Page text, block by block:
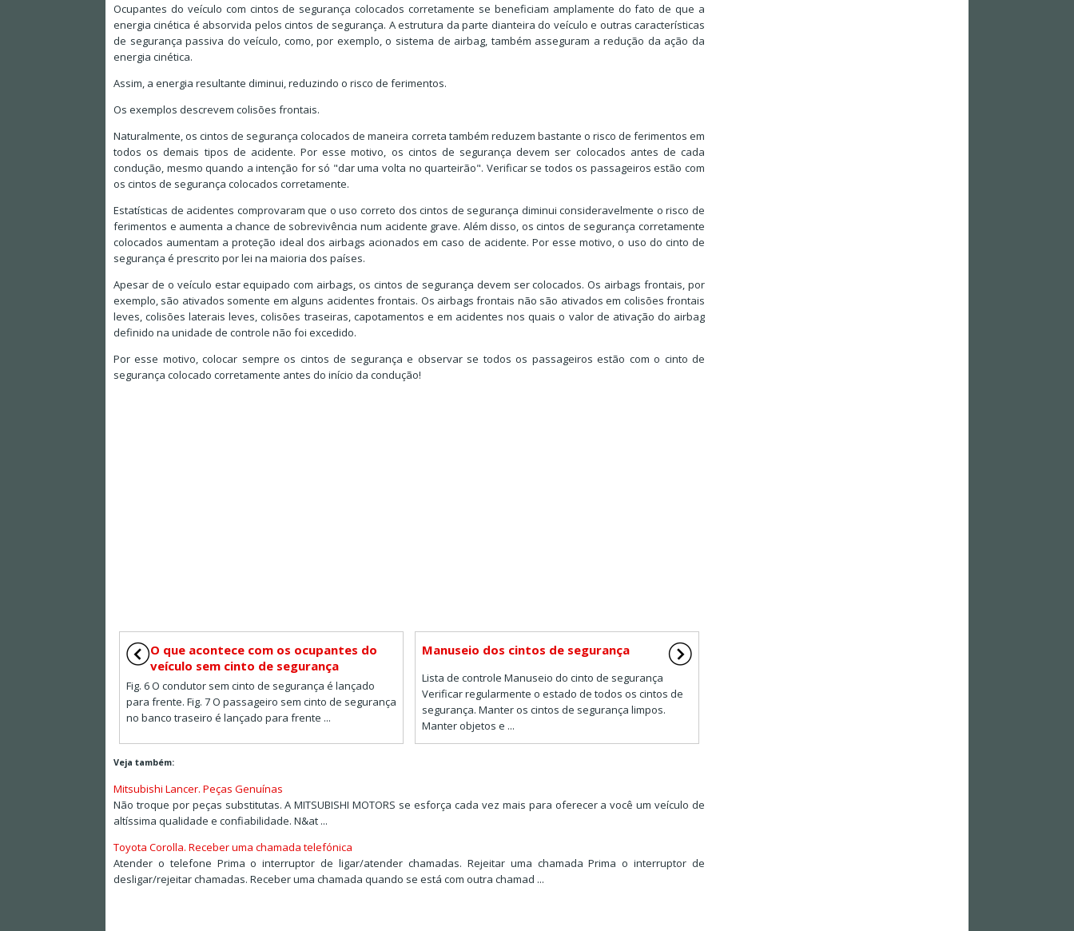
Ocupantes do veículo com cintos de segurança colocados corretamente se beneficiam amplamente do fato de que a
energia cinética é absorvida pelos cintos de segurança. A estrutura da parte dianteira do veículo e outras características
de segurança passiva do veículo, como, por exemplo, o sistema de airbag, também asseguram a redução da ação da
energia cinética.
Assim, a energia resultante diminui, reduzindo o risco de ferimentos.
Os exemplos descrevem colisões frontais.
Naturalmente, os cintos de segurança colocados de maneira correta também reduzem bastante o risco de ferimentos em
todos os demais tipos de acidente. Por esse motivo, os cintos de segurança devem ser colocados antes de cada
condução, mesmo quando a intenção for só "dar uma volta no quarteirão". Verificar se todos os passageiros estão com
os cintos de segurança colocados corretamente.
Estatísticas de acidentes comprovaram que o uso correto dos cintos de segurança diminui consideravelmente o risco de
ferimentos e aumenta a chance de sobrevivência num acidente grave. Além disso, os cintos de segurança corretamente
colocados aumentam a proteção ideal dos airbags acionados em caso de acidente. Por esse motivo, o uso do cinto de
segurança é prescrito por lei na maioria dos países.
Apesar de o veículo estar equipado com airbags, os cintos de segurança devem ser colocados. Os airbags frontais, por
exemplo, são ativados somente em alguns acidentes frontais. Os airbags frontais não são ativados em colisões frontais
leves, colisões laterais leves, colisões traseiras, capotamentos e em acidentes nos quais o valor de ativação do airbag
definido na unidade de controle não foi excedido.
Por esse motivo, colocar sempre os cintos de segurança e observar se todos os passageiros estão com o cinto de
segurança colocado corretamente antes do início da condução!
O que acontece com os ocupantes do
veículo sem cinto de segurança
Fig. 6 O condutor sem cinto de segurança é lançado
para frente. Fig. 7 O passageiro sem cinto de segurança
no banco traseiro é lançado para frente ...
Manuseio dos cintos de segurança
Lista de controle Manuseio do cinto de segurança
Verificar regularmente o estado de todos os cintos de
segurança. Manter os cintos de segurança limpos.
Manter objetos e ...
Veja também:
Mitsubishi Lancer. Peças Genuínas
Não troque por peças substitutas. A MITSUBISHI MOTORS se esforça cada vez mais para oferecer a você um veículo de
altíssima qualidade e confiabilidade. N&at ...
Toyota Corolla. Receber uma chamada telefónica
Atender o telefone Prima o interruptor de ligar/atender chamadas. Rejeitar uma chamada Prima o interruptor de
desligar/rejeitar chamadas. Receber uma chamada quando se está com outra chamad ...